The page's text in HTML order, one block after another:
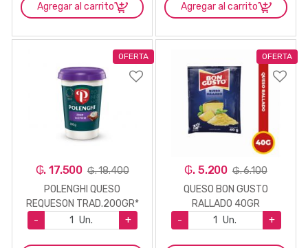
Agregar al carrito Agregar al carrito
OFERTA
₲. 17.500 ₲. 18.400
POLENGHI QUESO
REQUESON TRAD.200GR*
-
Un. +
OFERTA
₲. 5.200 ₲. 6.100
QUESO BON GUSTO
RALLADO 40GR
-
Un. +